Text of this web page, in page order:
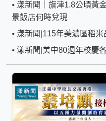
• 漾新聞｜旗津1.8公頃黃
景飯店何時兌現
• 漾新聞|115年美濃區稻米
• 漾新聞|美中80週年校慶